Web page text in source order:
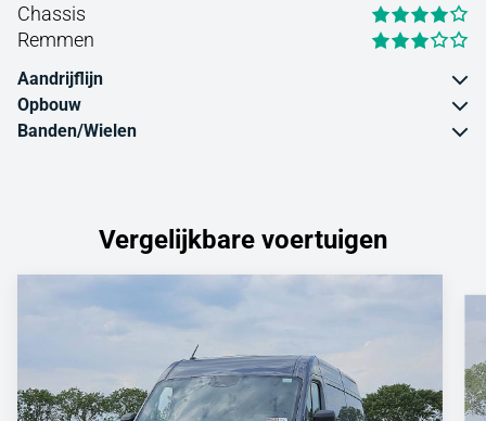
Chassis
Remmen
Aandrijflijn
Opbouw
Banden/Wielen
Vergelijkbare voertuigen